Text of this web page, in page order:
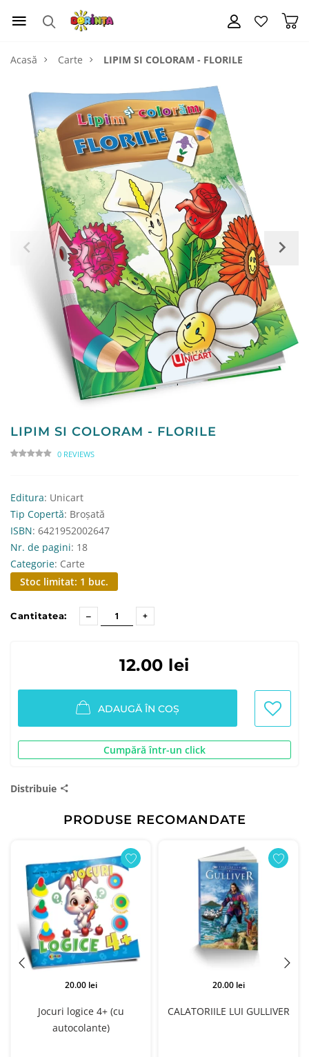
Acasă Carte LIPIM SI COLORAM - FLORILE
LIPIM SI COLORAM - FLORILE
0 REVIEWS
Editura: Unicart
Tip Copertă: Broșată
ISBN: 6421952002647
Nr. de pagini: 18
Categorie: Carte
Stoc limitat: 1 buc.
Cantitatea:
12.00 lei
ADAUGĂ ÎN COȘ
Cumpără într-un click
Distribuie
PRODUSE RECOMANDATE
Jocuri logice 4+ (cu
autocolante)
20.00 lei
CALATORIILE LUI GULLIVER
20.00 lei